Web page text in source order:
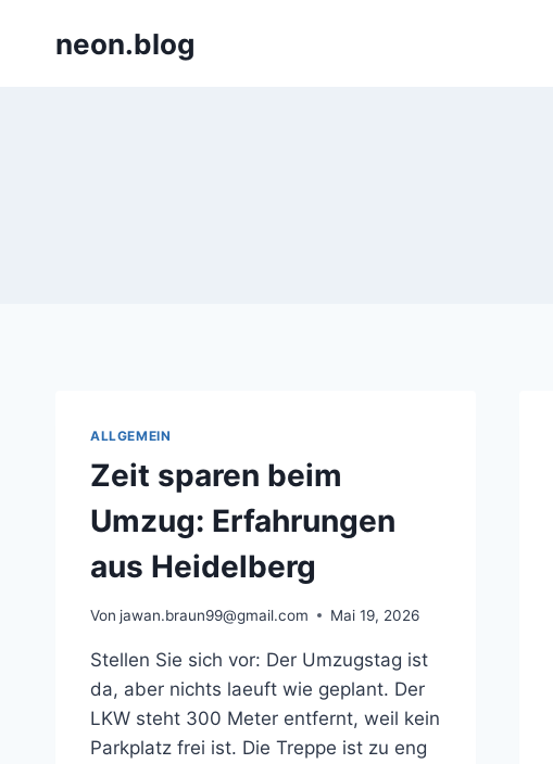
neon.blog
ALLGEMEIN
Zeit sparen beim
Umzug: Erfahrungen
aus Heidelberg
Von jawan.braun99@gmail.com Mai 19, 2026
Stellen Sie sich vor: Der Umzugstag ist
da, aber nichts laeuft wie geplant. Der
LKW steht 300 Meter entfernt, weil kein
Parkplatz frei ist. Die Treppe ist zu eng